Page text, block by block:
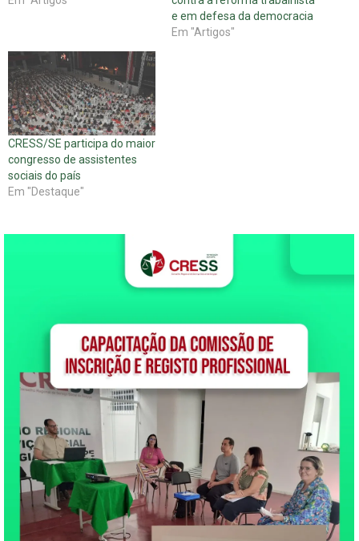
e em defesa da democracia
Em "Artigos"
CRESS/SE participa do maior
congresso de assistentes
sociais do país
Em "Destaque"